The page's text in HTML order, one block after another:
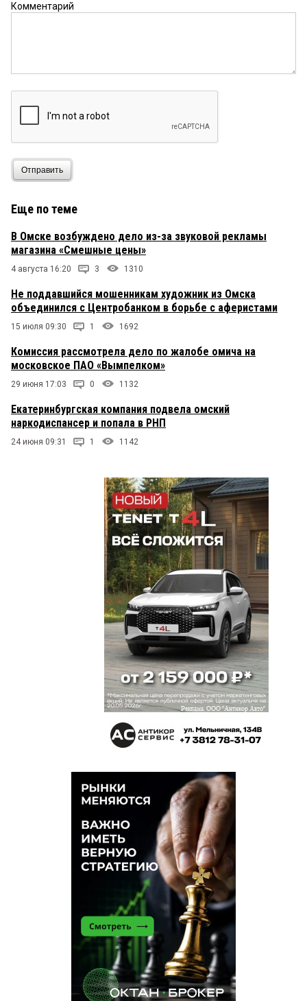
Комментарий
Отправить
Еще по теме
В Омске возбуждено дело из-за звуковой рекламы
магазина «Смешные цены»
4 августа 16:20 3 1310
Не поддавшийся мошенникам художник из Омска
объединился с Центробанком в борьбе с аферистами
15 июля 09:30 1 1692
Комиссия рассмотрела дело по жалобе омича на
московское ПАО «Вымпелком»
29 июня 17:03 0 1132
Екатеринбургская компания подвела омский
наркодиспансер и попала в РНП
24 июня 09:31 1 1142